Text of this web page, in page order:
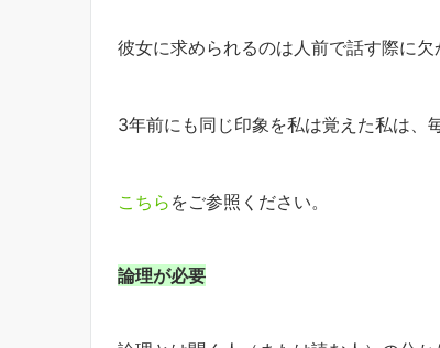
彼女に求められるのは人前で話す際に欠
3年前にも同じ印象を私は覚えた私は、
こちら をご参照ください。
論理が必要